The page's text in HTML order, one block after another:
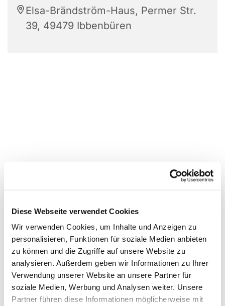
Diese Webseite verwendet Cookies
Wir verwenden Cookies, um Inhalte und Anzeigen zu
personalisieren, Funktionen für soziale Medien anbieten
zu können und die Zugriffe auf unsere Website zu
analysieren. Außerdem geben wir Informationen zu Ihrer
Verwendung unserer Website an unsere Partner für
soziale Medien, Werbung und Analysen weiter. Unsere
Partner führen diese Informationen möglicherweise mit
Elsa-Brändström-Haus, Permer Str.
39, 49479 Ibbenbüren
Dies könnte Sie auch
interessieren